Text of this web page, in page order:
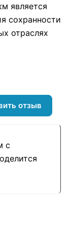
является
сохранности
отраслях
с
отзыв